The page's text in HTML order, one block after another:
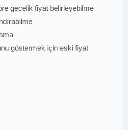
gecelik fiyat belirleyebilme
göstermek için eski fiyat